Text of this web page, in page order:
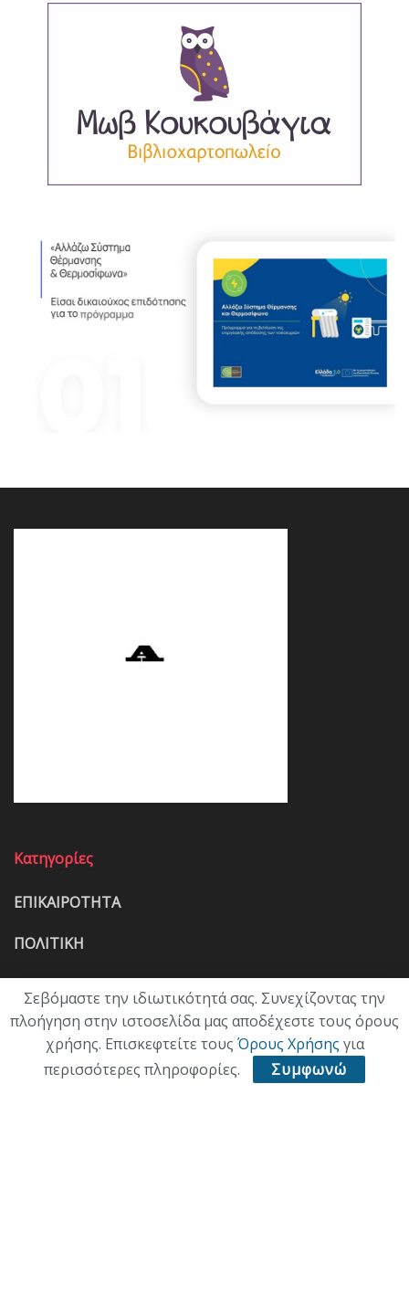
Κατηγορίες
ΕΠΙΚΑΙΡΟΤΗΤΑ
ΠΟΛΙΤΙΚΗ
ΟΙΚΟΝΟΜΙΑ
ΠΟΛΙΤΙΣΜΟΣ
ΥΓΕΙΑ
Σεβόμαστε την ιδιωτικότητά σας. Συνεχίζοντας την
πλοήγηση στην ιστοσελίδα μας αποδέχεστε τους όρους
χρήσης. Επισκεφτείτε τους Όρους Χρήσης για
περισσότερες πληροφορίες.
Συμφωνώ